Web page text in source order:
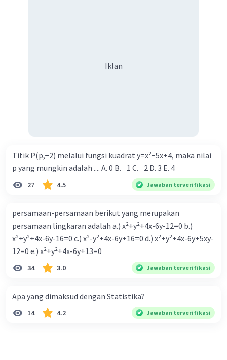
Iklan
Titik P(p,−2) melalui fungsi kuadrat y=x²−5x+4, maka nilai
p yang mungkin adalah .... A. 0 B. −1 C. −2 D. 3 E. 4
27 4.5 Jawaban terverifikasi
persamaan-persamaan berikut yang merupakan
persamaan lingkaran adalah a.) x²+y²+4x-6y-12=0 b.)
x²+y²+4x-6y-16=0 c.) x²-y²+4x-6y+16=0 d.) x²+y²+4x-6y+5xy-
12=0 e.) x²+y²+4x-6y+13=0
34 3.0 Jawaban terverifikasi
Apa yang dimaksud dengan Statistika?
14 4.2 Jawaban terverifikasi